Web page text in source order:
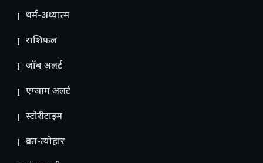
धर्म-अध्यात्म
राशिफल
जॉब अलर्ट
एग्जाम अलर्ट
स्टोरीटाइम
व्रत-त्योहार